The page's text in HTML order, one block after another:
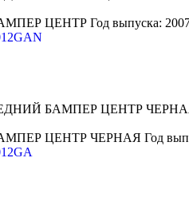
ЦЕНТР Год выпуска:
ЦЕНТР ЧЕРНАЯ Год